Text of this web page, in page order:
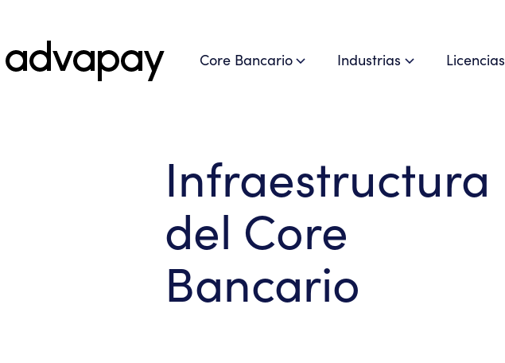
Core Bancario Industrias Licencias
Infraestructura
del Core
Bancario